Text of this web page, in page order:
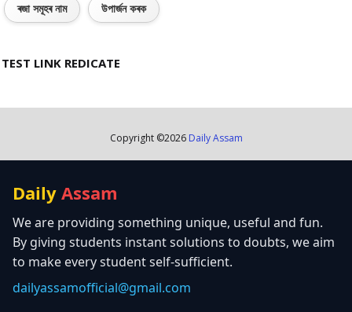
ৰজা সমূহৰ নাম উপাৰ্জন কৰক
TEST LINK REDICATE
Copyright ©2026 Daily Assam
Daily Assam
We are providing something unique, useful and fun.
By giving students instant solutions to doubts, we aim
to make every student self-sufficient.
dailyassamofficial@gmail.com